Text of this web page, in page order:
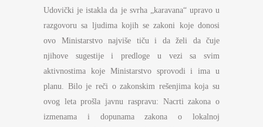
Udovički je istakla da je svrha „karavana“ upravo u
razgovoru sa ljudima kojih se zakoni koje donosi
ovo Ministarstvo najviše tiču i da želi da čuje
njihove sugestije i predloge u vezi sa svim
aktivnostima koje Ministarstvo sprovodi i ima u
planu. Bilo je reči o zakonskim rešenjima koja su
ovog leta prošla javnu raspravu: Nacrti zakona o
izmenama i dopunama zakona o lokalnoj